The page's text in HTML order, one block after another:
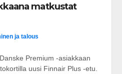
matkustat
ja talous
Premium -asiakkaan
uusi Finnair Plus -etu.